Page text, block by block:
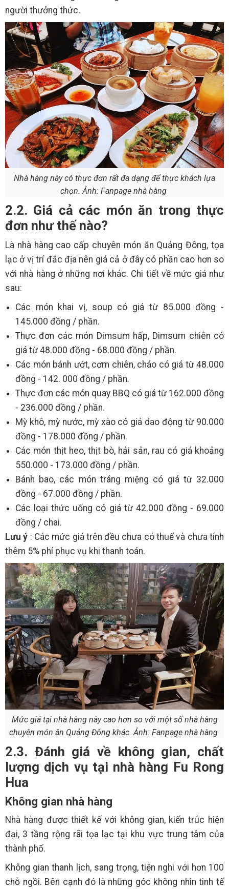
người thưởng thức.
Nhà hàng này có thực đơn rất đa dạng để thực khách lựa
chọn. Ảnh: Fanpage nhà hàng
2.2. Giá cả các món ăn trong thực
đơn như thế nào?
Là nhà hàng cao cấp chuyên món ăn Quảng Đông, tọa
lạc ở vị trí đắc địa nên giá cả ở đây có phần cao hơn so
với nhà hàng ở những nơi khác. Chi tiết về mức giá như
sau:
Các món khai vị, soup có giá từ 85.000 đồng -
145.000 đồng / phần.
Thực đơn các món Dimsum hấp, Dimsum chiên có
giá từ 48.000 đồng - 68.000 đồng / phần.
Các món bánh ướt, cơm chiên, cháo có giá từ 48.000
đồng - 142. 000 đồng / phần.
Thực đơn các món quay BBQ có giá từ 162.000 đồng
- 236.000 đồng / phần.
Mỳ khô, mỳ nước, mỳ xào có giá dao động từ 90.000
đồng - 178.000 đồng / phần.
Các món thịt heo, thịt bò, hải sản, rau có giá khoảng
550.000 - 173.000 đồng / phần.
Bánh bao, các món tráng miệng có giá từ 32.000
đồng - 67.000 đồng / phần.
Các loại thức uống có giá từ 42.000 đồng - 69.000
đồng / chai.
Lưu ý : Các mức giá trên đều chưa có thuế và chưa tính
thêm 5% phí phục vụ khi thanh toán.
Mức giá tại nhà hàng này cao hơn so với một số nhà hàng
chuyên món ăn Quảng Đông khác. Ảnh: Fanpage nhà hàng
2.3. Đánh giá về không gian, chất
lượng dịch vụ tại nhà hàng Fu Rong
Hua
Không gian nhà hàng
Nhà hàng được thiết kế với không gian, kiến trúc hiện
đại, 3 tầng rộng rãi tọa lạc tại khu vực trung tâm của
thành phố.
Không gian thanh lịch, sang trọng, tiện nghi với hơn 100
chỗ ngồi. Bên cạnh đó là những góc không nhìn tinh tế